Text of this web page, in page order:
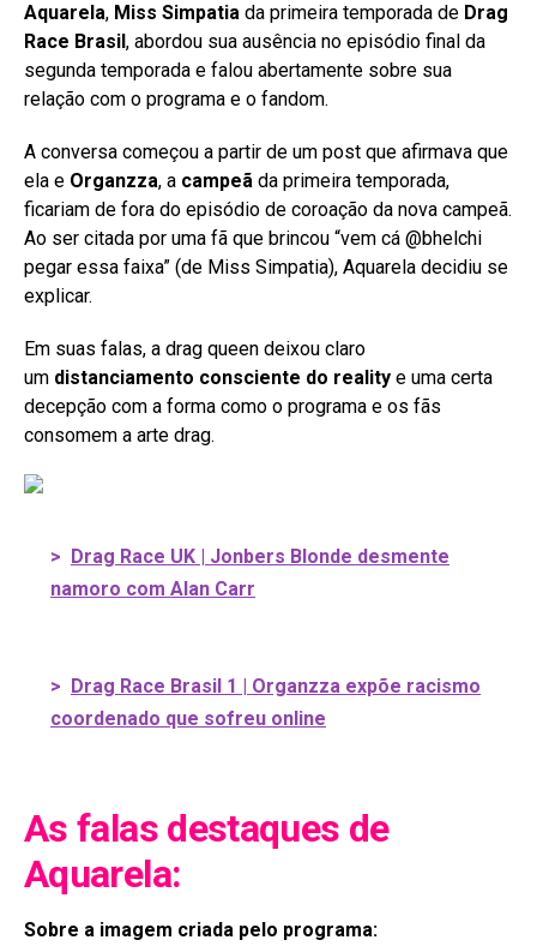
Aquarela, Miss Simpatia da primeira temporada de Drag
Race Brasil, abordou sua ausência no episódio final da
segunda temporada e falou abertamente sobre sua
relação com o programa e o fandom.
A conversa começou a partir de um post que afirmava que
ela e Organzza, a campeã da primeira temporada,
ficariam de fora do episódio de coroação da nova campeã.
Ao ser citada por uma fã que brincou “vem cá @bhelchi
pegar essa faixa” (de Miss Simpatia), Aquarela decidiu se
explicar.
Em suas falas, a drag queen deixou claro
um distanciamento consciente do reality e uma certa
decepção com a forma como o programa e os fãs
consomem a arte drag.
> Drag Race UK | Jonbers Blonde desmente
namoro com Alan Carr
> Drag Race Brasil 1 | Organzza expõe racismo
coordenado que sofreu online
As falas destaques de
Aquarela:
Sobre a imagem criada pelo programa: